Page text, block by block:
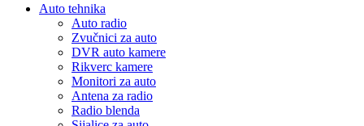
Auto tehnika
Auto radio
Zvučnici za auto
DVR auto kamere
Rikverc kamere
Monitori za auto
Antena za radio
Radio blenda